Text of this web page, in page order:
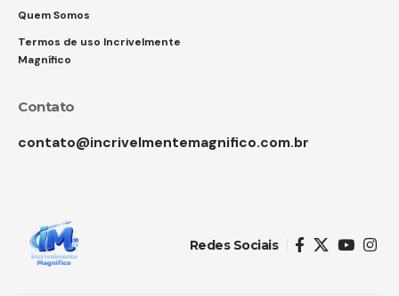
Quem Somos
Termos de uso Incrivelmente
Magnífico
Contato
contato@incrivelmentemagnifico.com.br
Redes Sociais